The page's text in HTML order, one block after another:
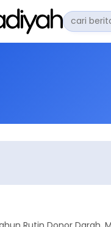
Pencarian
untuk: